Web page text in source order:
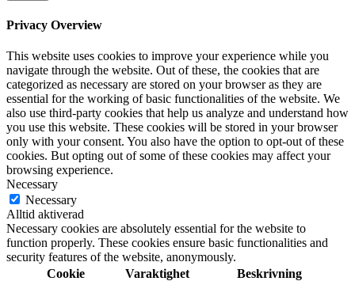
Privacy Overview
This website uses cookies to improve your experience while you
navigate through the website. Out of these, the cookies that are
categorized as necessary are stored on your browser as they are
essential for the working of basic functionalities of the website. We
also use third-party cookies that help us analyze and understand how
you use this website. These cookies will be stored in your browser
only with your consent. You also have the option to opt-out of these
cookies. But opting out of some of these cookies may affect your
browsing experience.
Necessary
Necessary
Alltid aktiverad
Necessary cookies are absolutely essential for the website to
function properly. These cookies ensure basic functionalities and
security features of the website, anonymously.
Cookie
Varaktighet Beskrivning